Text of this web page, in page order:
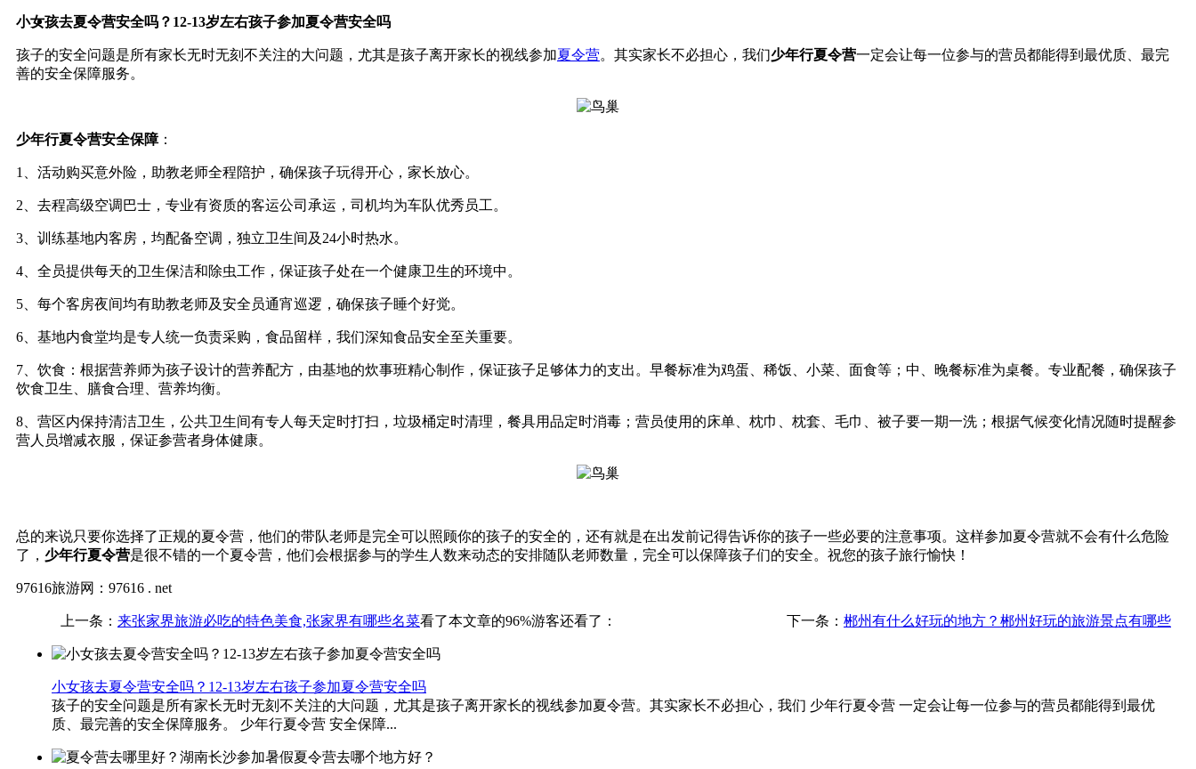
小女孩去夏令营安全吗？12-13岁左右孩子参加夏令营安全吗
孩子的安全问题是所有家长无时无刻不关注的大问题，尤其是孩子离开家长的视线参加夏令营。其实家长不必担心，我们少年行夏令营一定会让每一位参与的营员都能得到最优质、最完
善的安全保障服务。
少年行夏令营安全保障：
1、活动购买意外险，助教老师全程陪护，确保孩子玩得开心，家长放心。
2、去程高级空调巴士，专业有资质的客运公司承运，司机均为车队优秀员工。
3、训练基地内客房，均配备空调，独立卫生间及24小时热水。
4、全员提供每天的卫生保洁和除虫工作，保证孩子处在一个健康卫生的环境中。
5、每个客房夜间均有助教老师及安全员通宵巡逻，确保孩子睡个好觉。
6、基地内食堂均是专人统一负责采购，食品留样，我们深知食品安全至关重要。
7、饮食：根据营养师为孩子设计的营养配方，由基地的炊事班精心制作，保证孩子足够体力的支出。早餐标准为鸡蛋、稀饭、小菜、面食等；中、晚餐标准为桌餐。专业配餐，确保孩子
饮食卫生、膳食合理、营养均衡。
8、营区内保持清洁卫生，公共卫生间有专人每天定时打扫，垃圾桶定时清理，餐具用品定时消毒；营员使用的床单、枕巾、枕套、毛巾、被子要一期一洗；根据气候变化情况随时提醒参
营人员增减衣服，保证参营者身体健康。
总的来说只要你选择了正规的夏令营，他们的带队老师是完全可以照顾你的孩子的安全的，还有就是在出发前记得告诉你的孩子一些必要的注意事项。这样参加夏令营就不会有什么危险
了， 少年行夏令营是很不错的一个夏令营，他们会根据参与的学生人数来动态的安排随队老师数量，完全可以保障孩子们的安全。祝您的孩子旅行愉快！
97616旅游网：97616 . net
上一条： 来张家界旅游必吃的特色美食,张家界有哪些名菜 下一条： 郴州有什么好玩的地方？郴州好玩的旅游景点有哪些
看了本文章的96%游客还看了：
小女孩去夏令营安全吗？12-13岁左右孩子参加夏令营安全吗
孩子的安全问题是所有家长无时无刻不关注的大问题，尤其是孩子离开家长的视线参加夏令营。其实家长不必担心，我们 少年行夏令营 一定会让每一位参与的营员都能得到最优
质、最完善的安全保障服务。 少年行夏令营 安全保障...